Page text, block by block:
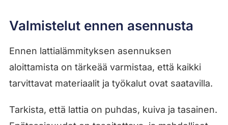
Valmistelut ennen asennusta
Ennen lattialämmityksen asennuksen
aloittamista on tärkeää varmistaa, että kaikki
tarvittavat materiaalit ja työkalut ovat saatavilla.
Tarkista, että lattia on puhdas, kuiva ja tasainen.